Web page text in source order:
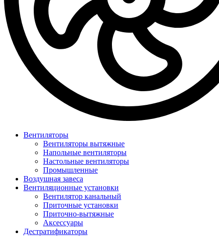
Вентиляторы
Вентиляторы вытяжные
Напольные вентиляторы
Настольные вентиляторы
Промышленные
Воздушная завеса
Вентиляционные установки
Вентилятор канальный
Приточные установки
Приточно-вытяжные
Аксессуары
Дестратификаторы